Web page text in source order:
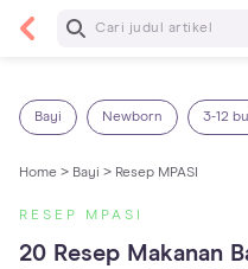
Baca
Bayi Newborn 3-12
Home > Bayi > Resep MPASI
RESEP MPASI
20 Resep Makanan